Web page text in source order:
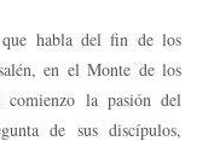
que habla del fin de los
en el Monte de los
comienzo la pasión del
de sus discípulos,